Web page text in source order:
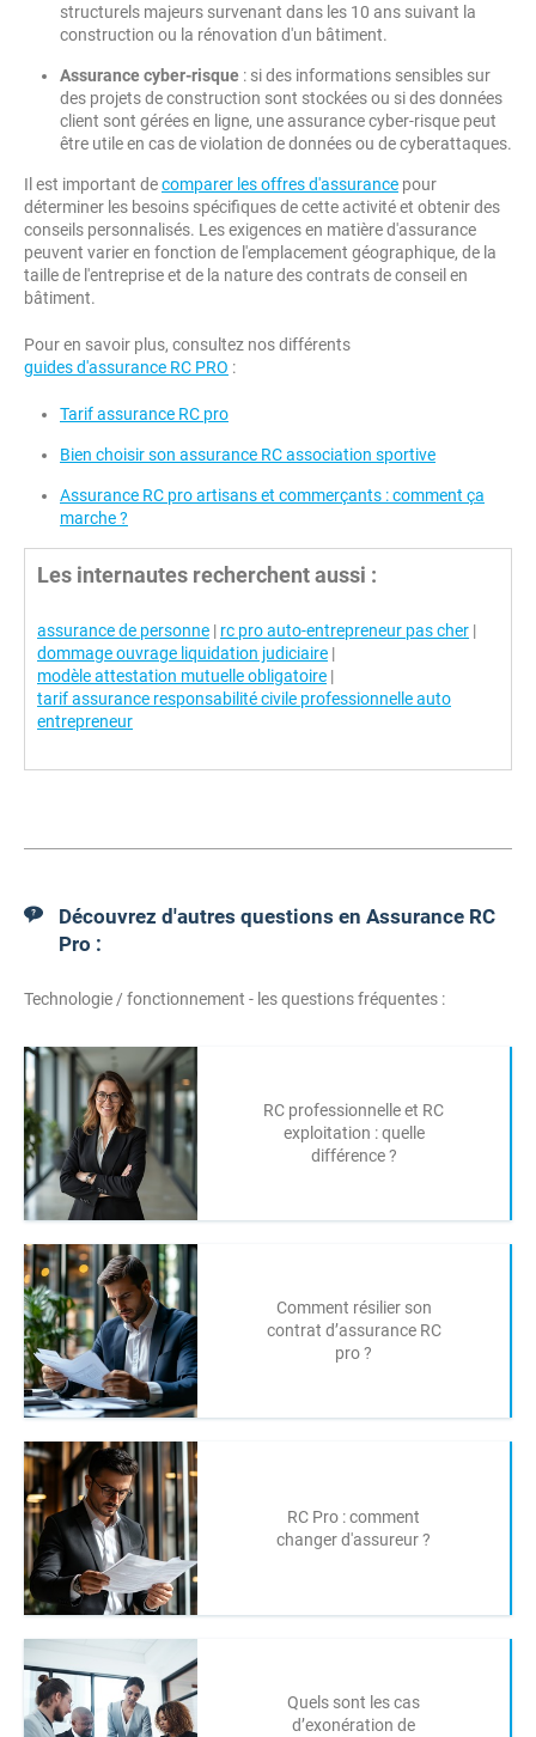
structurels majeurs survenant dans les 10 ans suivant la
construction ou la rénovation d'un bâtiment.
Assurance cyber-risque : si des informations sensibles sur
des projets de construction sont stockées ou si des données
client sont gérées en ligne, une assurance cyber-risque peut
être utile en cas de violation de données ou de cyberattaques.
Il est important decomparer les offres d'assurance pour
déterminer les besoins spécifiques de cette activité et obtenir des
conseils personnalisés. Les exigences en matière d'assurance
peuvent varier en fonction de l'emplacement géographique, de la
taille de l'entreprise et de la nature des contrats de conseil en
bâtiment.
Pour en savoir plus, consultez nos différents
guides d'assurance RC PRO :
Tarif assurance RC pro
Bien choisir son assurance RC association sportive
Assurance RC pro artisans et commerçants : comment ça
marche ?
Les internautes recherchent aussi :
assurance de personne | rc pro auto-entrepreneur pas cher |
dommage ouvrage liquidation judiciaire |
modèle attestation mutuelle obligatoire |
tarif assurance responsabilité civile professionnelle auto
entrepreneur
Découvrez d'autres questions en Assurance RC
Pro :
Technologie / fonctionnement - les questions fréquentes :
RC professionnelle et RC
exploitation : quelle
différence ?
Comment résilier son
contrat d’assurance RC
pro ?
RC Pro : comment
changer d'assureur ?
Quels sont les cas
d’exonération de